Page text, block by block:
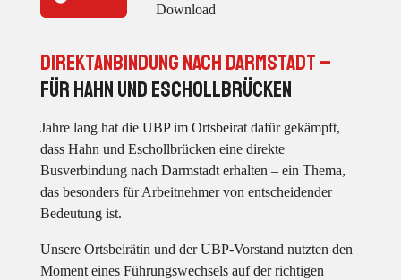
Download
Direktanbindung nach Darmstadt –
für Hahn und Eschollbrücken
Jahre lang hat die UBP im Ortsbeirat dafür gekämpft,
dass Hahn und Eschollbrücken eine direkte
Busverbindung nach Darmstadt erhalten – ein Thema,
das besonders für Arbeitnehmer von entscheidender
Bedeutung ist.
Unsere Ortsbeirätin und der UBP-Vorstand nutzten den
Moment eines Führungswechsels auf der richtigen